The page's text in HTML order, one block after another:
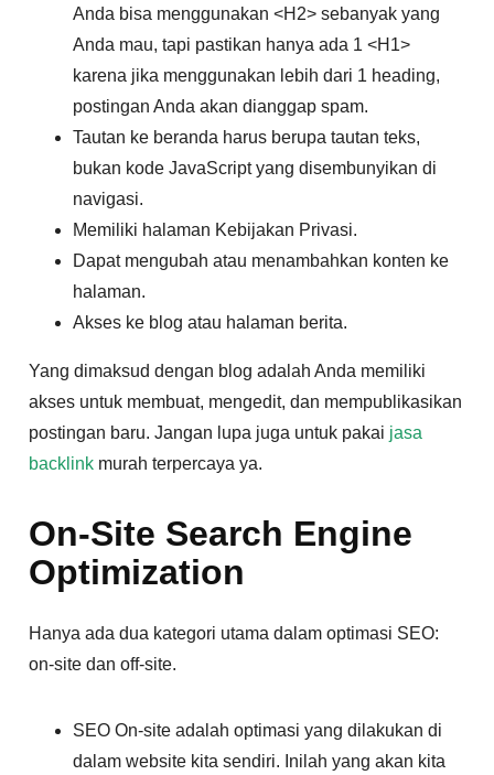
Anda bisa menggunakan <H2> sebanyak yang
Anda mau, tapi pastikan hanya ada 1 <H1>
karena jika menggunakan lebih dari 1 heading,
postingan Anda akan dianggap spam.
Tautan ke beranda harus berupa tautan teks,
bukan kode JavaScript yang disembunyikan di
navigasi.
Memiliki halaman Kebijakan Privasi.
Dapat mengubah atau menambahkan konten ke
halaman.
Akses ke blog atau halaman berita.
Yang dimaksud dengan blog adalah Anda memiliki
akses untuk membuat, mengedit, dan mempublikasikan
postingan baru. Jangan lupa juga untuk pakai jasa
backlink murah terpercaya ya.
On-Site Search Engine
Optimization
Hanya ada dua kategori utama dalam optimasi SEO:
on-site dan off-site.
SEO On-site adalah optimasi yang dilakukan di
dalam website kita sendiri. Inilah yang akan kita